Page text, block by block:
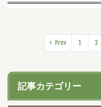
Prev 1 2
記事カテゴリー